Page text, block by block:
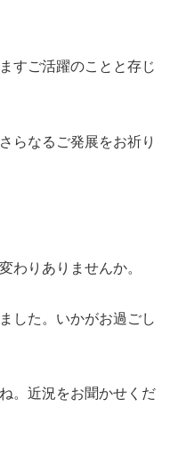
すご活躍のことと存じ
らなるご発展をお祈り
わりありませんか。
した。いかがお過ごし
。近況をお聞かせくだ